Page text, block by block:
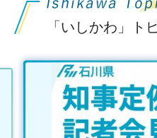
「いしかわ」ト